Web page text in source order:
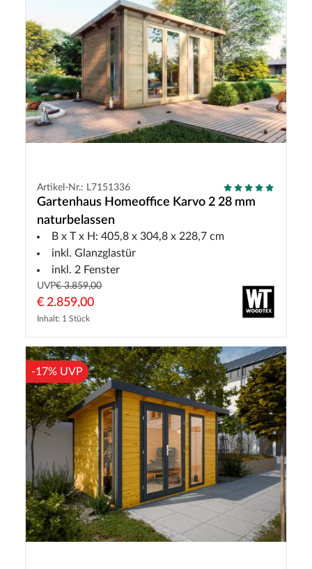
Artikel-Nr.: L7151336
Gartenhaus Homeoffice Karvo 2 28 mm
naturbelassen
B x T x H: 405,8 x 304,8 x 228,7 cm
inkl. Glanzglastür
inkl. 2 Fenster
UVP€ 3.859,00
€ 2.859,00
Inhalt: 1 Stück
-17% UVP